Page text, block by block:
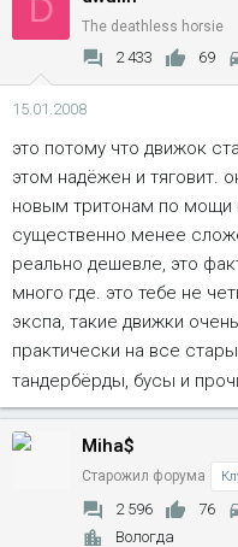
D The deathless horsie
2 433 69
15.01.2008
это потому что движок
этом надёжен и тяговит.
новым тритонам по мощи
существенно менее
реально дешевле, это
много где. это тебе не
экспа, такие движки
практически на все
тандербёрды, бусы и
Miha$
Старожил форума
2 596 76
Вологда